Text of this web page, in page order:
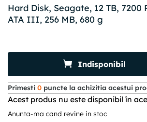
Hard Disk, Seagate, 12 TB, 7200
ATA III, 256 MB, 680 g
Indisponibil
Primesti 0 puncte la achizitia acestui
Acest produs nu este disponibil în
Anunta-ma cand revine in stoc